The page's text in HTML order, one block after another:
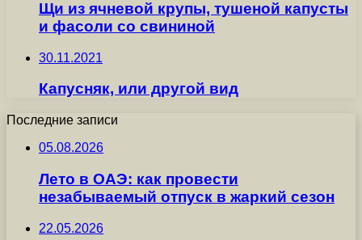
Щи из ячневой крупы, тушеной капусты
и фасоли со свининой
30.11.2021
Капусняк, или другой вид
Последние записи
05.08.2026
Лето в ОАЭ: как провести
незабываемый отпуск в жаркий сезон
22.05.2026